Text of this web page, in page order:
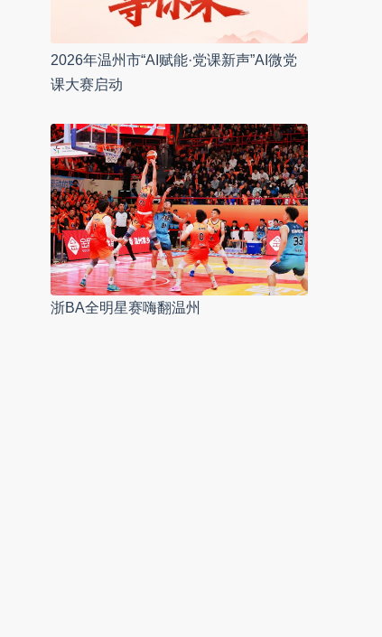
2026年温州市“AI赋能·党课新声”AI微党
课大赛启动
浙BA全明星赛嗨翻温州